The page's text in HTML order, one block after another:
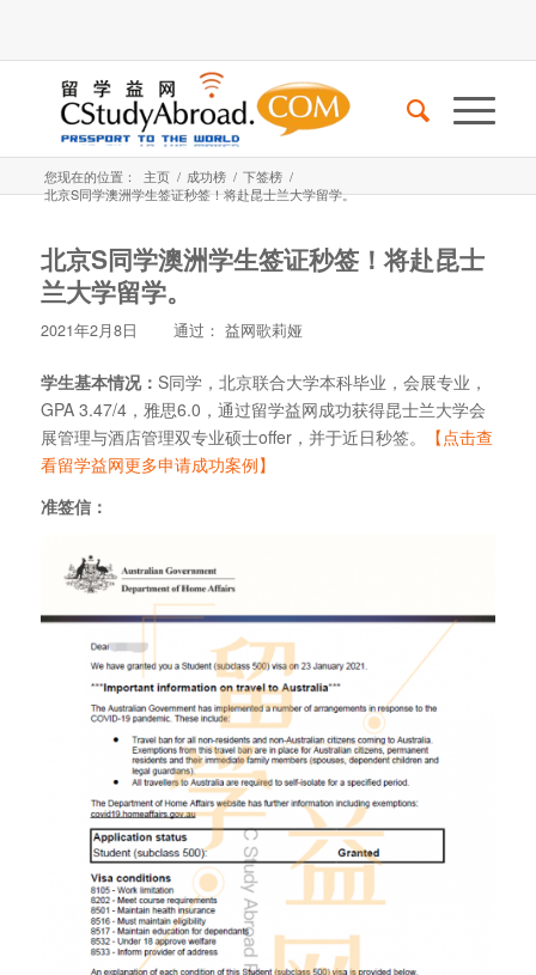
您现在的位置： 主页 / 成功榜 / 下签榜 /
北京S同学澳洲学生签证秒签！将赴昆士兰大学留学。
北京S同学澳洲学生签证秒签！将赴昆士
兰大学留学。
2021年2月8日 通过： 益网歌莉娅
学生基本情况： S同学，北京联合大学本科毕业，会展专业，
GPA 3.47/4，雅思6.0，通过留学益网成功获得昆士兰大学会
展管理与酒店管理双专业硕士offer，并于近日秒签。
【点击查
看留学益网更多申请成功案例】
准签信：